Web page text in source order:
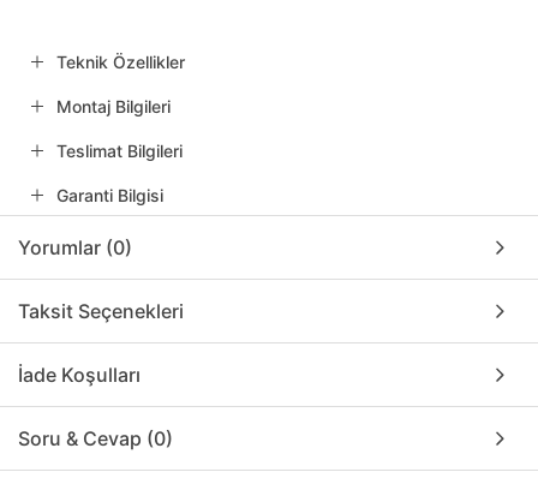
Teknik Özellikler
Montaj Bilgileri
Teslimat Bilgileri
Garanti Bilgisi
Yorumlar (0)
Taksit Seçenekleri
İade Koşulları
Soru & Cevap (0)